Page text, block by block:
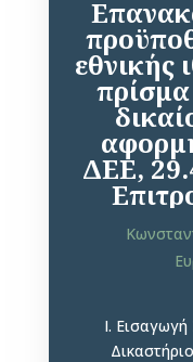
εθνικής
ΔΕΕ,
Ι.